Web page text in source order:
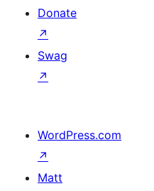
Donate
↗
Swag
↗
WordPress.com
↗
Matt